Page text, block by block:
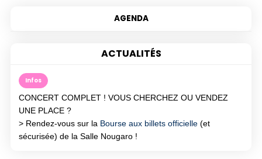
ACTUALITÉS
Infos
CONCERT COMPLET ! VOUS CHERCHEZ OU VENDEZ
UNE PLACE ?
> Rendez-vous sur la Bourse aux billets officielle(et
sécurisée) de la Salle Nougaro !